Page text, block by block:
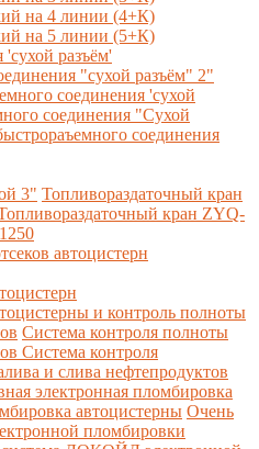
на 4 линии (4+К)
на 5 линии (5+К)
разъём'
"сухой разъём" 2"
соединения 'сухой
соединения "Сухой
соединения
3" Топливораздаточный кран
кран ZYQ-
автоцистерн
и контроль полноты
Система контроля полноты
Система контроля
и слива нефтепродуктов
электронная пломбировка
автоцистерны Очень
пломбировки